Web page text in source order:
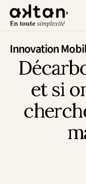
Formation
Agence
Ressources
Impact Client
Impact
Innovation
et si